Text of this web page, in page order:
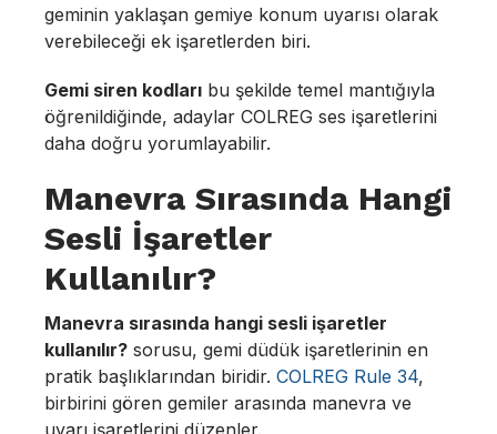
geminin yaklaşan gemiye konum uyarısı olarak
verebileceği ek işaretlerden biri.
Gemi siren kodları bu şekilde temel mantığıyla
öğrenildiğinde, adaylar COLREG ses işaretlerini
daha doğru yorumlayabilir.
Manevra Sırasında Hangi
Sesli İşaretler
Kullanılır?
Manevra sırasında hangi sesli işaretler
kullanılır? sorusu, gemi düdük işaretlerinin en
pratik başlıklarından biridir. COLREG Rule 34,
birbirini gören gemiler arasında manevra ve
uyarı işaretlerini düzenler.